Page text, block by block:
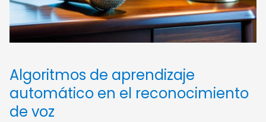
Algoritmos de aprendizaje
automático en el reconocimiento
de voz